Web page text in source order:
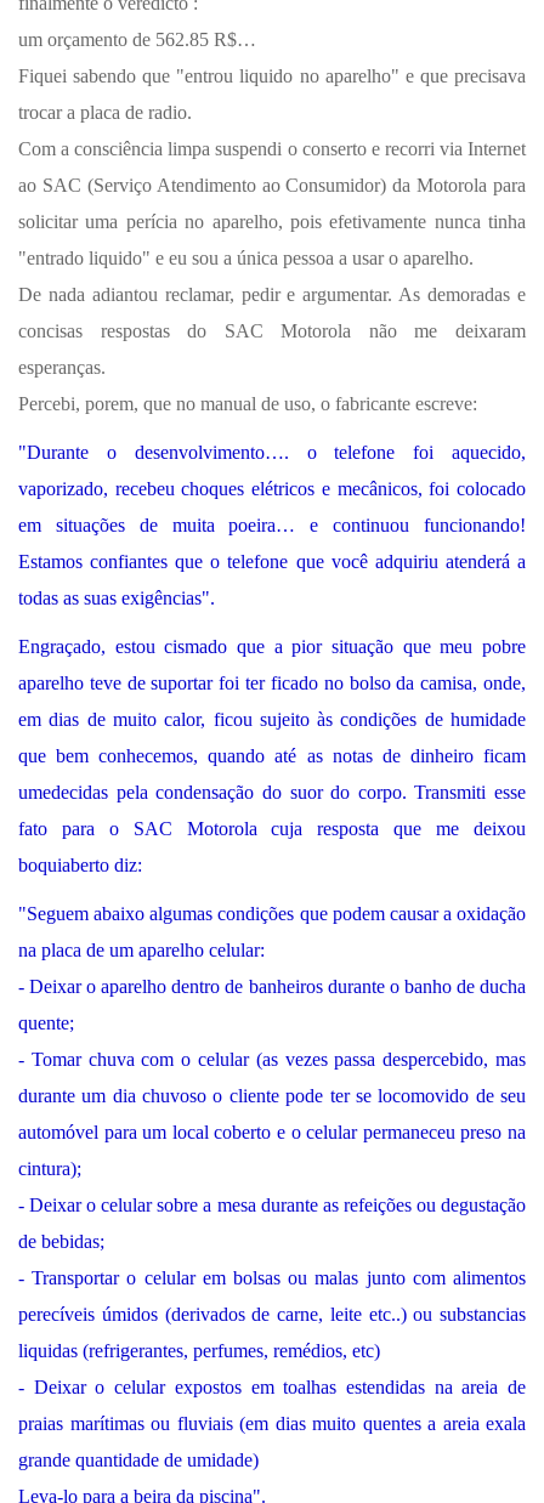
um orçamento de 562.85 R$…
Fiquei sabendo que "entrou liquido no aparelho" e que precisava
trocar a placa de radio.
Com a consciência limpa suspendi o conserto e recorri via Internet
ao SAC (Serviço Atendimento ao Consumidor) da Motorola para
solicitar uma perícia no aparelho, pois efetivamente nunca tinha
"entrado liquido" e eu sou a única pessoa a usar o aparelho.
De nada adiantou reclamar, pedir e argumentar. As demoradas e
concisas respostas do SAC Motorola não me deixaram
esperanças.
Percebi, porem, que no manual de uso, o fabricante escreve:
"Durante o desenvolvimento…. o telefone foi aquecido,
vaporizado, recebeu choques elétricos e mecânicos, foi colocado
em situações de muita poeira… e continuou funcionando!
Estamos confiantes que o telefone que você adquiriu atenderá a
todas as suas exigências".
Engraçado, estou cismado que a pior situação que meu pobre
aparelho teve de suportar foi ter ficado no bolso da camisa, onde,
em dias de muito calor, ficou sujeito às condições de humidade
que bem conhecemos, quando até as notas de dinheiro ficam
umedecidas pela condensação do suor do corpo. Transmiti esse
fato para o SAC Motorola cuja resposta que me deixou
boquiaberto diz:
"Seguem abaixo algumas condições que podem causar a oxidação
na placa de um aparelho celular:
- Deixar o aparelho dentro de banheiros durante o banho de ducha
quente;
- Tomar chuva com o celular (as vezes passa despercebido, mas
durante um dia chuvoso o cliente pode ter se locomovido de seu
automóvel para um local coberto e o celular permaneceu preso na
cintura);
- Deixar o celular sobre a mesa durante as refeições ou degustação
de bebidas;
- Transportar o celular em bolsas ou malas junto com alimentos
perecíveis úmidos (derivados de carne, leite etc..) ou substancias
liquidas (refrigerantes, perfumes, remédios, etc)
- Deixar o celular expostos em toalhas estendidas na areia de
praias marítimas ou fluviais (em dias muito quentes a areia exala
grande quantidade de umidade)
Leva-lo para a beira da piscina".